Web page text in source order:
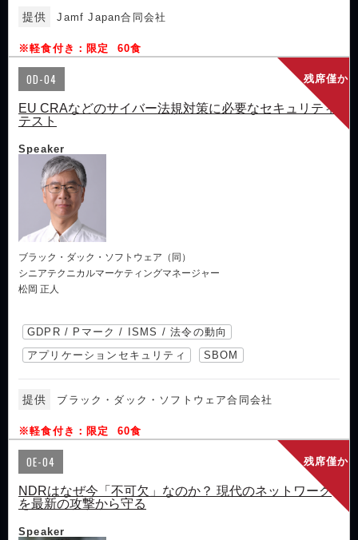
提供 Jamf Japan合同会社
※軽食付き：限定 60食
残席僅か
OD-04
EU CRAなどのサイバー法規対策に必要なセキュリティ
テスト
Speaker
ブラック・ダック・ソフトウェア（同）
シニアテクニカルマーケティングマネージャー
松岡 正人
GDPR / Pマーク / ISMS / 法令の動向
アプリケーションセキュリティ
SBOM
提供 ブラック・ダック・ソフトウェア合同会社
※軽食付き：限定 60食
残席僅か
OE-04
NDRはなぜ今「不可欠」なのか？ 現代のネットワーク
を最新の攻撃から守る
Speaker